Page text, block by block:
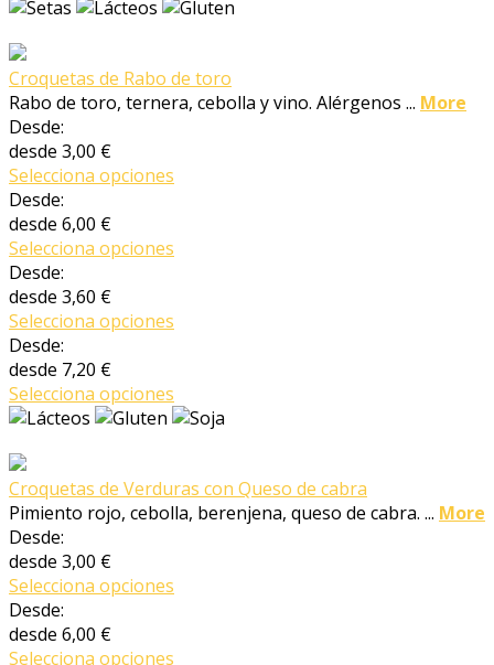
Croquetas de Rabo de toro
Rabo de toro, ternera, cebolla y vino. Alérgenos ... More
Desde:
desde 3,00 €
Selecciona opciones
Desde:
desde 6,00 €
Selecciona opciones
Desde:
desde 3,60 €
Selecciona opciones
Desde:
desde 7,20 €
Selecciona opciones
Croquetas de Verduras con Queso de cabra
Pimiento rojo, cebolla, berenjena, queso de cabra. ... More
Desde:
desde 3,00 €
Selecciona opciones
Desde:
desde 6,00 €
Selecciona opciones